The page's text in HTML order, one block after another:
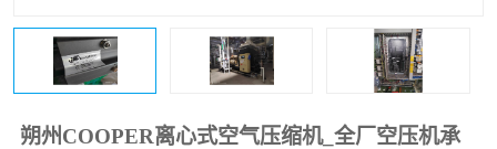
朔州COOPER离心式空气压缩机_全厂空压机承
冷却器 复盛FS-elliott离心机零件
CAMERON空压机维修 CAMERON空压机显示屏